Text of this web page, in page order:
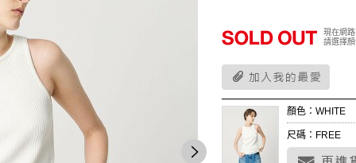
現在網
請選擇
顏色：WHITE
尺碼：FREE